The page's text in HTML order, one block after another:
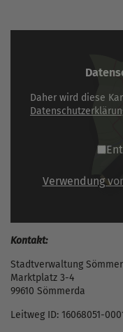
Daher wird diese
Verwendung
Kontakt:
Stadtverwaltung
Marktplatz 3-4
99610 Sömmerda
Leitweg ID: 16068051-